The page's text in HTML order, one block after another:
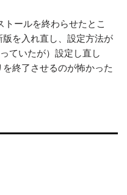
ールを終わらせたとこ
を入れ直し、設定方法が
ていたが）設定し直し
終了させるのが怖かった